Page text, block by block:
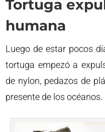
Tortuga
humana
Luego de estar pocos
tortuga empezó a
de nylon, pedazos de
presente de los océanos.